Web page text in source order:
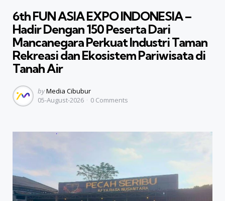
6th FUN ASIA EXPO INDONESIA –
Hadir Dengan 150 Peserta Dari
Mancanegara Perkuat Industri Taman
Rekreasi dan Ekosistem Pariwisata di
Tanah Air
Posted
by
byMedia Cibubur
05-August-2026
0 Comments